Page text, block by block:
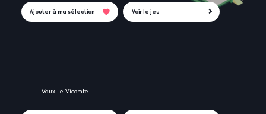
Ajouter à ma sélection Voir le jeu
Vaux-le-Vicomte